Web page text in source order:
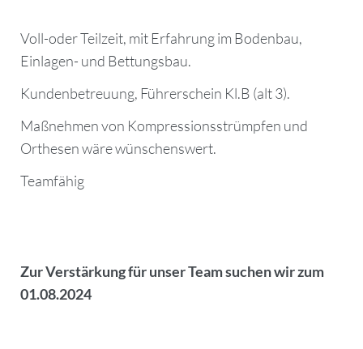
Voll-oder Teilzeit, mit Erfahrung im Bodenbau,
Einlagen- und Bettungsbau.
Kundenbetreuung, Führerschein Kl.B (alt 3).
Maßnehmen von Kompressionsstrümpfen und
Orthesen wäre wünschenswert.
Teamfähig
Zur Verstärkung für unser Team suchen wir zum
01.08.2024